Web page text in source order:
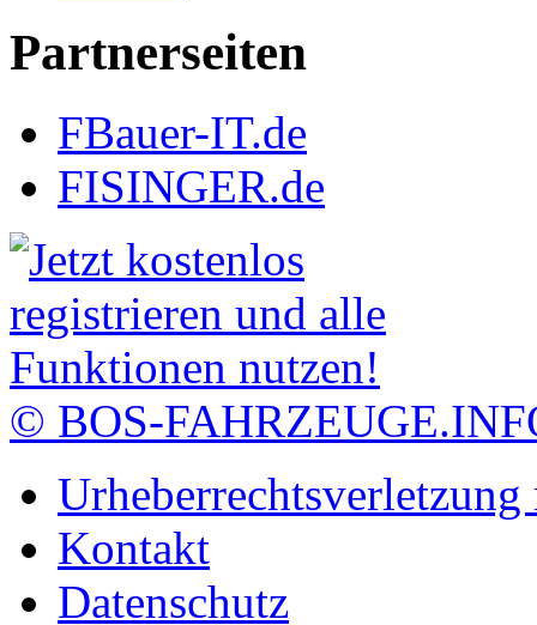
Partnerseiten
FBauer-IT.de
FISINGER.de
© BOS-
Urheberrechtsverletzung
Kontakt
Datenschutz